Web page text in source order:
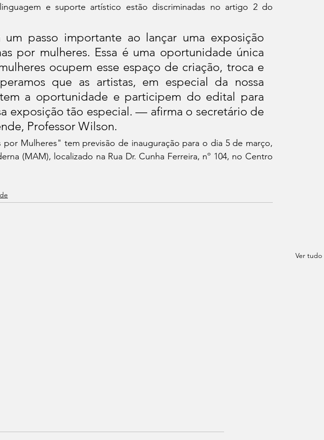
e suporte artístico estão discriminadas no artigo 2 do
passo importante ao lançar uma exposição
por mulheres. Essa é uma oportunidade única
ocupem esse espaço de criação, troca e
que as artistas, em especial da nossa
a oportunidade e participem do edital para
exposição tão especial. — afirma o secretário de
Professor Wilson.
por Mulheres" tem previsão de inauguração para o dia 5 de março,
(MAM), localizado na Rua Dr. Cunha Ferreira, nº 104, no Centro
Ver tudo